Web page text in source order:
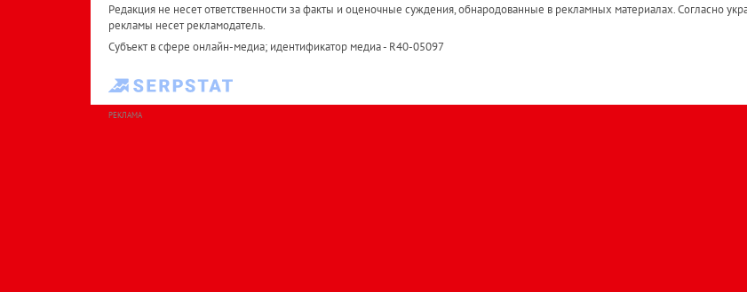
Редакция не несет ответственности за факты и оценочные суждения, обнародованные в рекламных материалах. Согласно
рекламы несет рекламодатель.
Субъект в сфере онлайн-медиа; идентификатор медиа - R40-05097
РЕКЛАМА